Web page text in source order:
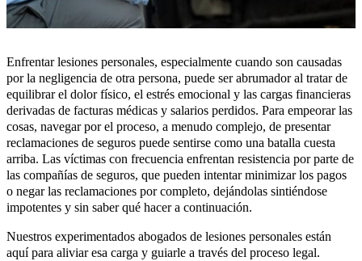
Enfrentar lesiones personales, especialmente cuando son causadas
por la negligencia de otra persona, puede ser abrumador al tratar de
equilibrar el dolor físico, el estrés emocional y las cargas financieras
derivadas de facturas médicas y salarios perdidos. Para empeorar las
cosas, navegar por el proceso, a menudo complejo, de presentar
reclamaciones de seguros puede sentirse como una batalla cuesta
arriba. Las víctimas con frecuencia enfrentan resistencia por parte de
las compañías de seguros, que pueden intentar minimizar los pagos
o negar las reclamaciones por completo, dejándolas sintiéndose
impotentes y sin saber qué hacer a continuación.
Nuestros experimentados abogados de lesiones personales están
aquí para aliviar esa carga y guiarle a través del proceso legal.